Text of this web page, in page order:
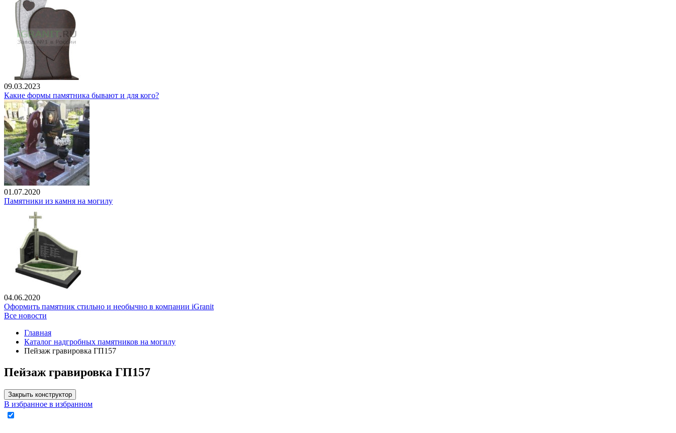
09.03.2023
Какие формы памятника бывают и для кого?
01.07.2020
Памятники из камня на могилу
04.06.2020
Оформить памятник стильно и необычно в компании iGranit
Все новости
Главная
Каталог надгробных памятников на могилу
Пейзаж гравировка ГП157
Пейзаж гравировка ГП157
Закрыть конструктор
В избранное в избранном